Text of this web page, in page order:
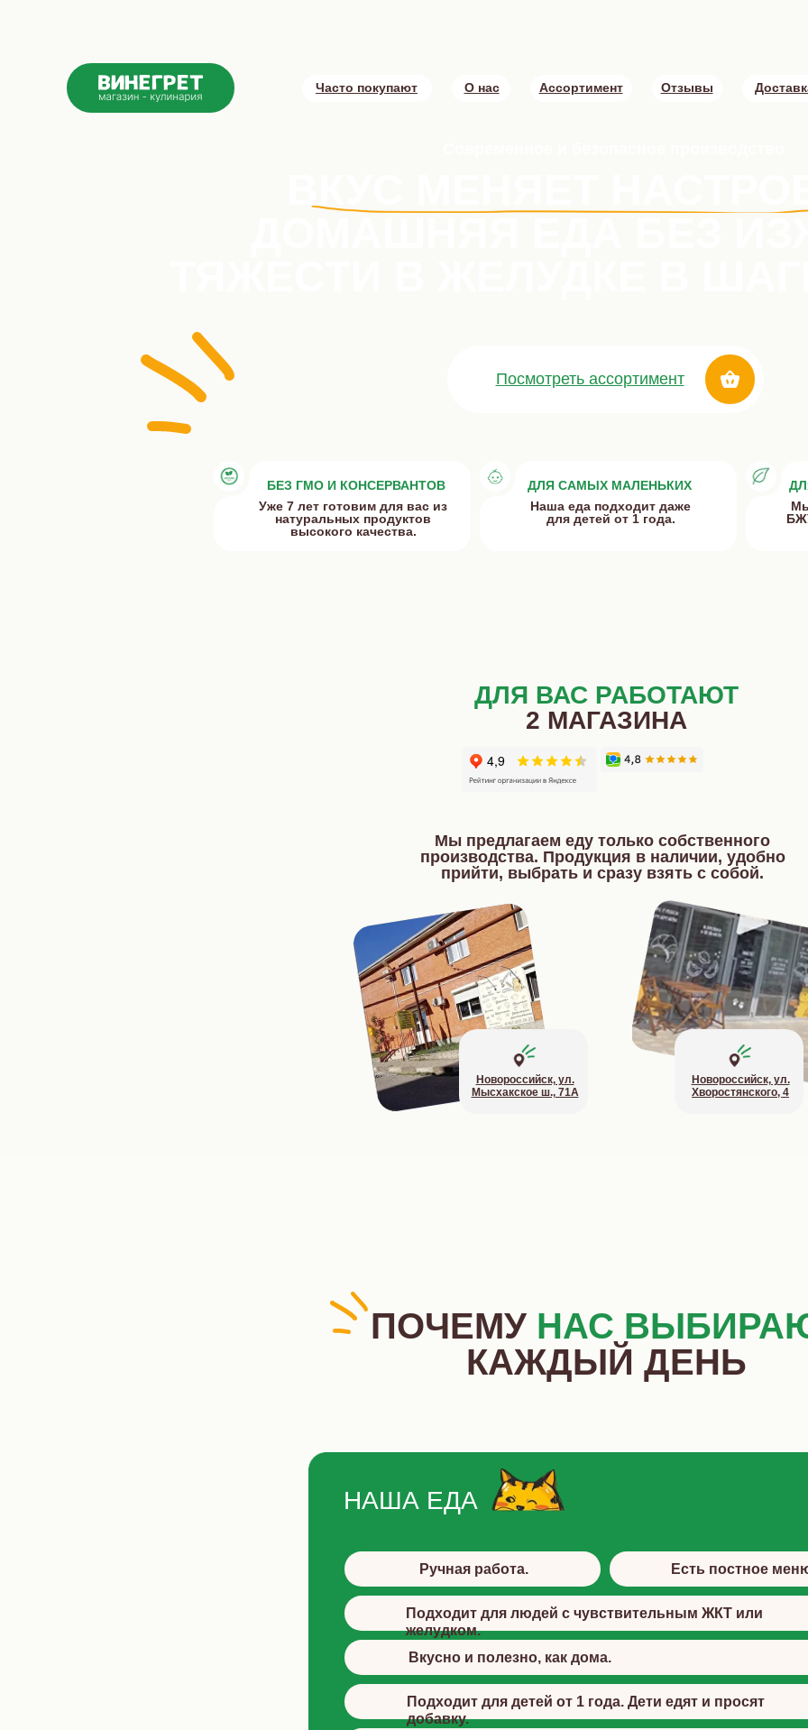
ДЛЯ ВАС РАБОТАЮТ
2 МАГАЗИНА
Мы предлагаем еду только собственного
производства. Продукция в наличии, удобно
прийти, выбрать и сразу взять с собой.
Посмотреть ассортимент
Ассортимент Отзывы
Часто покупают О нас
Уже 7 лет готовим для вас из
натуральных продуктов
высокого качества.
БЕЗ ГМО И КОНСЕРВАНТОВ
Наша еда подходит даже
для детей от 1 года.
ДЛЯ САМЫХ МАЛЕНЬКИХ
Новороссийск, ул.
Мысхакское ш., 71А
Новороссийск, ул.
Хворостянского, 4
НАША ЕДА
Ручная работа. Есть постное
Подходит для людей с чувствительным ЖКТ или
желудком.
Вкусно и полезно, как дома.
Подходит для детей от 1 года. Дети едят и просят
добавку.
ПОЧЕМУ НАС
КАЖДЫЙ ДЕНЬ